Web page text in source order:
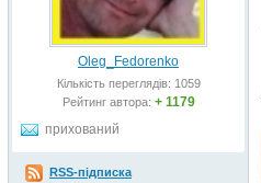
Oleg_Fedorenko
Кількість переглядів: 1059
Рейтинг автора: + 1179
прихований
RSS-підписка